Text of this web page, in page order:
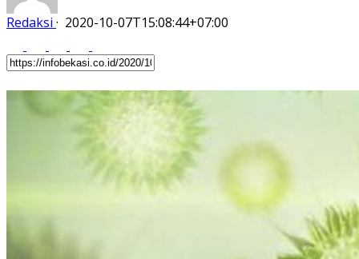
Redaksi · 2020-10-07T15:08:44+07:00